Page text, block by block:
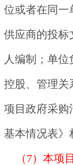
位或者在同一
供应商的投标
人编制；单
控股、管理关
项目政府采购
基本情况表》
（7）本项